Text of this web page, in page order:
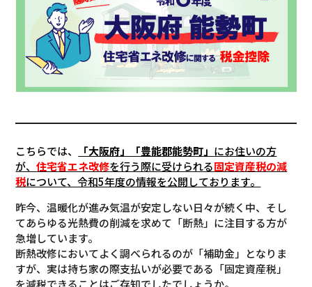
こちらでは、 「大阪府」「豊能郡能勢町」 にお住いの方
が、住宅省エネ改修を行う際に受けられる固定資産税の減
税について、令和5年度の情報を公開しております。
昨今、温暖化が進み気温が安定しない日々が続く中、そし
てあらゆる光熱費の削減を求めて「断熱」に注目する方が
急増しています。
断熱改修においてよく調べられるのが「補助金」となりま
すが、実は持ち家の際支払いが必要である「固定資産税」
を減税できることはご存知でしたでしょうか。